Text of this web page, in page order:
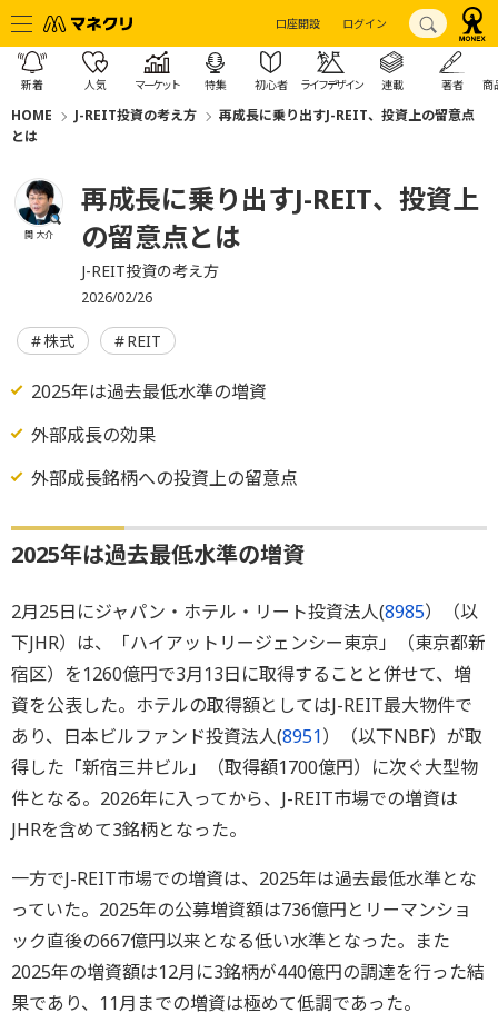
口座開設 ログイン
新着 人気 マーケット 特集 初心者 ライフデザイン 連載 著者 商
HOME J-REIT投資の考え方
再成長に乗り出すJ-REIT、投資上の留意点
とは
関 大介
再成長に乗り出すJ-REIT、投資上
の留意点とは
J-REIT投資の考え方
2026/02/26
株式 REIT
2025年は過去最低水準の増資
外部成長の効果
外部成長銘柄への投資上の留意点
2025年は過去最低水準の増資
2月25日にジャパン・ホテル・リート投資法人(8985）（以
下JHR）は、「ハイアットリージェンシー東京」（東京都新
宿区）を1260億円で3月13日に取得することと併せて、増
資を公表した。ホテルの取得額としてはJ-REIT最大物件で
あり、日本ビルファンド投資法人(8951）（以下NBF）が取
得した「新宿三井ビル」（取得額1700億円）に次ぐ大型物
件となる。2026年に入ってから、J-REIT市場での増資は
JHRを含めて3銘柄となった。
一方でJ-REIT市場での増資は、2025年は過去最低水準とな
っていた。2025年の公募増資額は736億円とリーマンショ
ック直後の667億円以来となる低い水準となった。また
2025年の増資額は12月に3銘柄が440億円の調達を行った結
果であり、11月までの増資は極めて低調であった。